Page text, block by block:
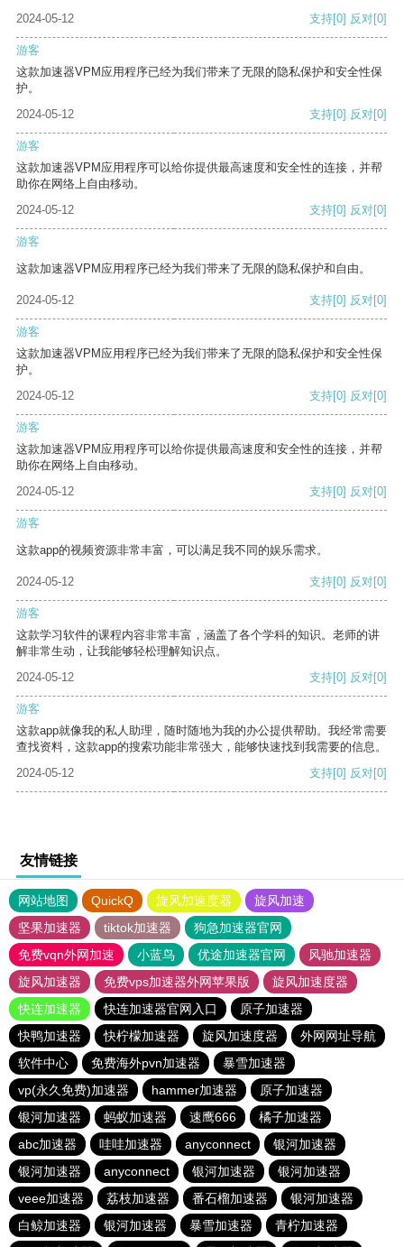
2024-05-12 支持[0] 反对[0]
游客
这款加速器VPM应用程序已经为我们带来了无限的隐私保护和安全性保
护。
2024-05-12
支持[0] 反对[0]
游客
这款加速器VPM应用程序可以给你提供最高速度和安全性的连接，并帮
助你在网络上自由移动。
2024-05-12
支持[0] 反对[0]
游客
这款加速器VPM应用程序已经为我们带来了无限的隐私保护和自由。
2024-05-12 支持[0] 反对[0]
游客
这款加速器VPM应用程序已经为我们带来了无限的隐私保护和安全性保
护。
2024-05-12
支持[0] 反对[0]
游客
这款加速器VPM应用程序可以给你提供最高速度和安全性的连接，并帮
助你在网络上自由移动。
2024-05-12
支持[0] 反对[0]
游客
这款app的视频资源非常丰富，可以满足我不同的娱乐需求。
2024-05-12 支持[0] 反对[0]
游客
这款学习软件的课程内容非常丰富，涵盖了各个学科的知识。老师的讲
解非常生动，让我能够轻松理解知识点。
2024-05-12
支持[0] 反对[0]
游客
这款app就像我的私人助理，随时随地为我的办公提供帮助。我经常需要
查找资料，这款app的搜索功能非常强大，能够快速找到我需要的信息。
2024-05-12
支持[0] 反对[0]
友情链接
网站地图 QuickQ 旋风加速度器
旋风加速
坚果加速器
tiktok加速器
狗急加速器官网
免费vqn外网加速
小蓝鸟 优途加速器官网
风驰加速器
旋风加速器
免费vps加速器外网苹果版
旋风加速度器
快连加速器
快连加速器官网入口
原子加速器
快鸭加速器
快柠檬加速器 旋风加速度器
外网网址导航
软件中心
免费海外pvn加速器
暴雪加速器
vp(永久免费)加速器
hammer加速器
原子加速器
银河加速器
蚂蚁加速器 速鹰666
橘子加速器
abc加速器
哇哇加速器 anyconnect
银河加速器
银河加速器
anyconnect 银河加速器
银河加速器
veee加速器
荔枝加速器 番石榴加速器
银河加速器
白鲸加速器
银河加速器 暴雪加速器
青柠加速器